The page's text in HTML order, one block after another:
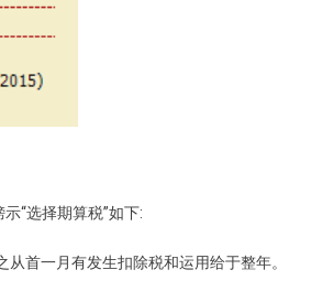
“选择期算税”如下:
首一月有发生扣除税和运用给于整年。